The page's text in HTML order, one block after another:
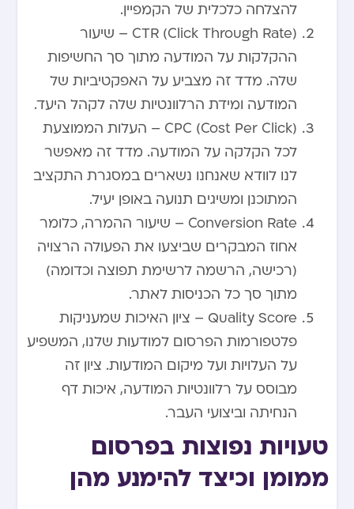
להצלחה כלכלית של הקמפיין.
CTR (Click Through Rate) – שיעור
ההקלקות על המודעה מתוך סך החשיפות
שלה. מדד זה מצביע על האפקטיביות של
המודעה ומידת הרלוונטיות שלה לקהל היעד.
CPC (Cost Per Click) – העלות הממוצעת
לכל הקלקה על המודעה. מדד זה מאפשר
לנו לוודא שאנחנו נשארים במסגרת התקציב
המתוכנן ומשיגים תנועה באופן יעיל.
Conversion Rate – שיעור ההמרה, כלומר
אחוז המבקרים שביצעו את הפעולה הרצויה
(רכישה, הרשמה לרשימת תפוצה וכדומה)
מתוך סך כל הכניסות לאתר.
Quality Score – ציון האיכות שמעניקות
פלטפורמות הפרסום למודעות שלנו, המשפיע
על העלויות ועל מיקום המודעות. ציון זה
מבוסס על רלוונטיות המודעה, איכות דף
הנחיתה וביצועי העבר.
טעויות נפוצות בפרסום
ממומן וכיצד להימנע מהן